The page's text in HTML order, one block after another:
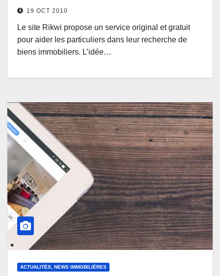
19 OCT 2010
Le site Rikwi propose un service original et gratuit
pour aider les particuliers dans leur recherche de
biens immobiliers. L’idée…
ACTUALITÉS, NEWS IMMOBILIÈRES